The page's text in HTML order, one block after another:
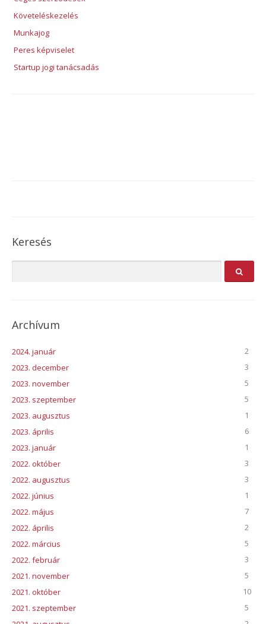
Követeléskezelés
Munkajog
Peres képviselet
Startup jogi tanácsadás
Keresés
Archívum
2024. január
2
2023. december
3
2023. november
5
2023. szeptember
5
2023. augusztus
1
2023. április
6
2023. január
1
2022. október
3
2022. augusztus
3
2022. június
1
2022. május
7
2022. április
2
2022. március
5
2022. február
3
2021. november
5
2021. október
10
2021. szeptember
5